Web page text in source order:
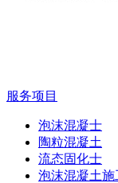
服务项目
泡沫混凝士
陶粒混凝土
流态固化士
泡沫混凝土施